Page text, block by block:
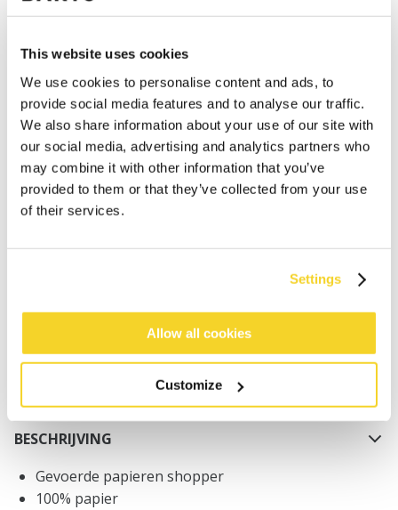
This website uses cookies
We use cookies to personalise content and ads, to
provide social media features and to analyse our traffic.
We also share information about your use of our site with
our social media, advertising and analytics partners who
may combine it with other information that you’ve
provided to them or that they’ve collected from your use
of their services.
Settings
Allow all cookies
Customize
Bestellingen die op werkdagen vóór 12:00 uur
Binnen 30 dagen retourneren
BESCHRIJVING
Gevoerde papieren shopper
100% papier